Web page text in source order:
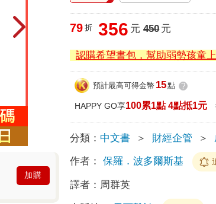
加購
79 折 356 元 450元
認購希望書包，幫助弱勢孩童
預計最高可得金幣 15點 ?
HAPPY GO享100累1點 4點抵1元
分類： 中文書 ＞ 財經企管 ＞
作者： 保羅．波多爾斯基
譯者： 周群英